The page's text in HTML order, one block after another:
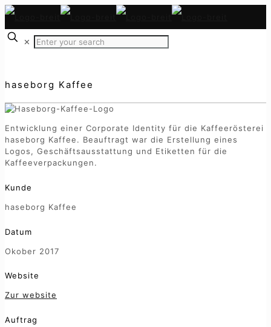
✕
haseborg Kaffee
Entwicklung einer Corporate Identity für die Kaffeerösterei
haseborg Kaffee. Beauftragt war die Erstellung eines
Logos, Geschäftsausstattung und Etiketten für die
Kaffeeverpackungen.
Kunde
haseborg Kaffee
Datum
Okober 2017
Website
Zur website
Auftrag